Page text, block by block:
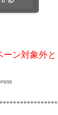
ン対象外と